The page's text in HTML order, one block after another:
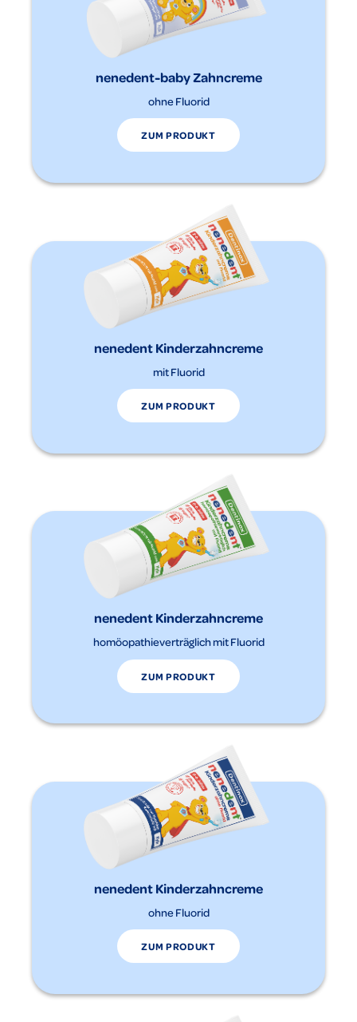
nenedent-baby Zahncreme
ohne Fluorid
ZUM PRODUKT
nenedent Kinderzahncreme
mit Fluorid
ZUM PRODUKT
nenedent Kinderzahncreme
homöopathieverträglich mit Fluorid
ZUM PRODUKT
nenedent Kinderzahncreme
ohne Fluorid
ZUM PRODUKT